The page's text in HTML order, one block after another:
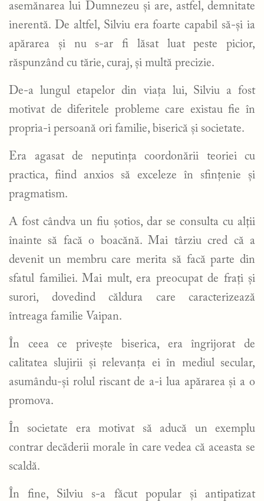
asemănarea lui Dumnezeu și are, astfel, demnitate
inerentă. De altfel, Silviu era foarte capabil să-și ia
apărarea și nu s-ar fi lăsat luat peste picior,
răspunzând cu tărie, curaj, și multă precizie.
De-a lungul etapelor din viața lui, Silviu a fost
motivat de diferitele probleme care existau fie în
propria-i persoană ori familie, biserică și societate.
Era agasat de neputința coordonării teoriei cu
practica, fiind anxios să exceleze în sfințenie și
pragmatism.
A fost cândva un fiu șotios, dar se consulta cu alții
înainte să facă o boacănă. Mai târziu cred că a
devenit un membru care merita să facă parte din
sfatul familiei. Mai mult, era preocupat de frați și
surori, dovedind căldura care caracterizează
întreaga familie Vaipan.
În ceea ce privește biserica, era îngrijorat de
calitatea slujirii și relevanța ei în mediul secular,
asumându-și rolul riscant de a-i lua apărarea și a o
promova.
În societate era motivat să aducă un exemplu
contrar decăderii morale în care vedea că aceasta se
scaldă.
În fine, Silviu s-a făcut popular și antipatizat